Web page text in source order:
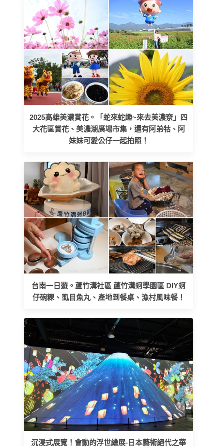
2025高雄美濃賞花。「蛇來蛇趣~來去美濃尞」四
大花區賞花、美濃湖廣場市集，還有阿弟牯、阿
妹妹可愛公仔一起拍照！
台南一日遊。蘆竹溝社區 蘆竹溝蚵學園區 DIY蚵
仔碗粿、虱目魚丸、產地到餐桌、漁村風味餐！
沉浸式展覽！會動的浮世繪展-日本藝術絕代之華